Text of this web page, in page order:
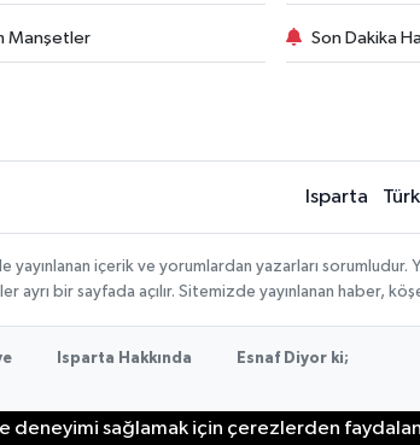
Manşetler Son Dakika
Isparta
yayınlanan içerik ve yorumlardan yazarları
ayrı bir sayfada açılır. Sitemizde yayınlanan haber,
Isparta Hakkında Esnaf Diyor ki;
deneyimi sağlamak için çerezlerden